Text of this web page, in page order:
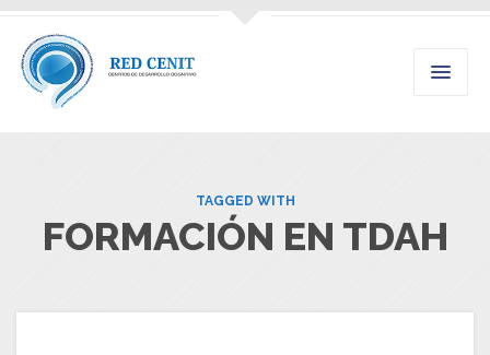
TAGGED WITH
FORMACIÓN EN TDAH